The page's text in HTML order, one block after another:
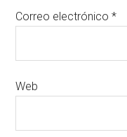
Correo electrónico*
Web